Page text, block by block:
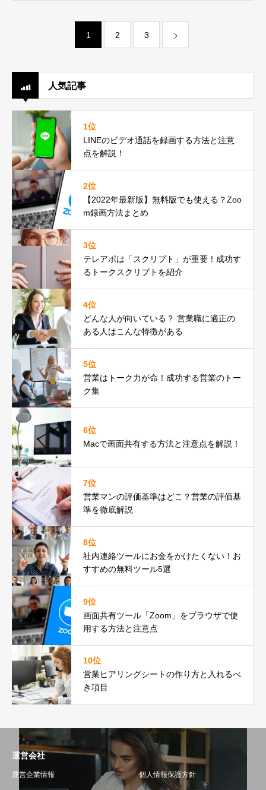
1 2 3
人気記事
1位
LINEのビデオ通話を録画する方法と注意
点を解説！
2位
【2022年最新版】無料版でも使える？Zoo
m録画方法まとめ
3位
テレアポは「スクリプト」が重要！成功す
るトークスクリプトを紹介
4位
どんな人が向いている？ 営業職に適正の
ある人はこんな特徴がある
5位
営業はトーク力が命！成功する営業のトー
ク集
6位
Macで画面共有する方法と注意点を解説！
7位
営業マンの評価基準はどこ？営業の評価基
準を徹底解説
8位
社内連絡ツールにお金をかけたくない！お
すすめの無料ツール5選
9位
画面共有ツール「Zoom」をブラウザで使
用する方法と注意点
10位
営業ヒアリングシートの作り方と入れるべ
き項目
運営会社
運営企業情報 個人情報保護方針